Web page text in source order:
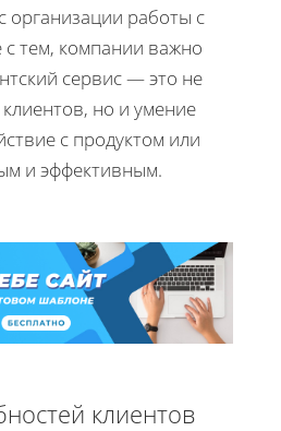
организации работы с
с тем, компании важно
сервис — это не
но и умение
с продуктом или
и эффективным.
клиентов